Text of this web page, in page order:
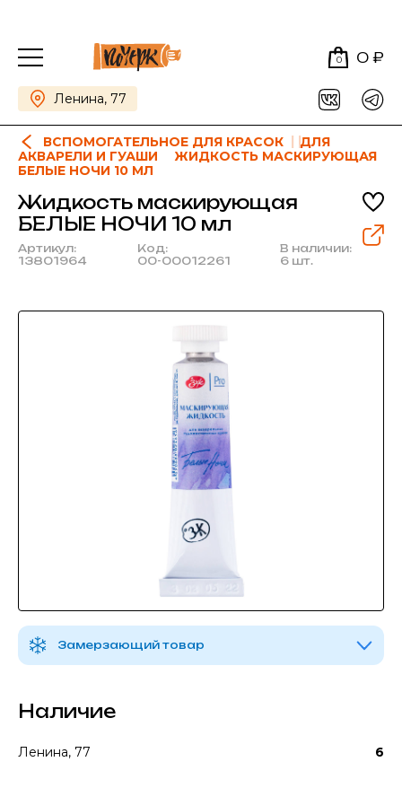
0 0 ₽
Ленина, 77
ВСПОМОГАТЕЛЬНОЕ ДЛЯ КРАСОК
ДЛЯ
АКВАРЕЛИ И ГУАШИ
ЖИДКОСТЬ МАСКИРУЮЩАЯ
БЕЛЫЕ НОЧИ 10 МЛ
Жидкость маскирующая
БЕЛЫЕ НОЧИ 10 мл
Артикул:
13801964
Код:
00-00012261
В наличии:
6 шт.
Замерзающий товар
Наличие
Ленина, 77 6